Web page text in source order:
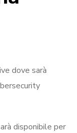
dove sarà
disponibile per